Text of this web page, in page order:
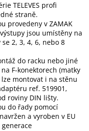
TELEVES profi
straně.
provedeny v ZAMAK
jsou umístěny na
2, 3, 4, 6, nebo 8
do racku nebo jiné
F-konektorech (matky
lze montovat i na stěnu
ref. 519901,
roviny DIN lišty.
do řady pomocí
a vyroben v EU